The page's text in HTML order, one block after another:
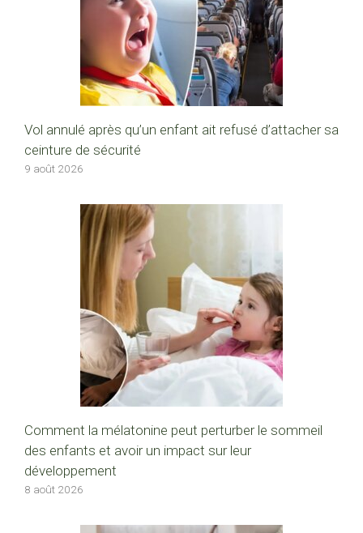
Vol annulé après qu’un enfant ait refusé d’attacher sa
ceinture de sécurité
9 août 2026
Comment la mélatonine peut perturber le sommeil
des enfants et avoir un impact sur leur
développement
8 août 2026